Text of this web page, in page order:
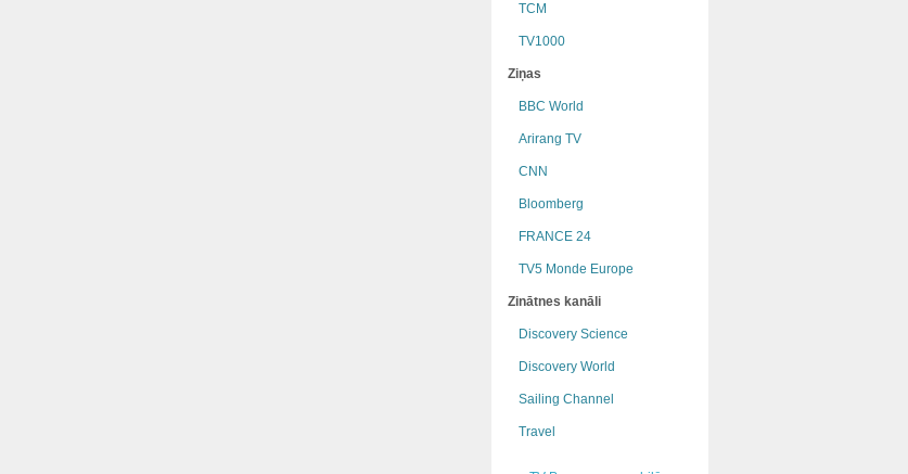
TCM
TV1000
Ziņas
BBC World
Arirang TV
CNN
Bloomberg
FRANCE 24
TV5 Monde Europe
Zinātnes kanāli
Discovery Science
Discovery World
Sailing Channel
Travel